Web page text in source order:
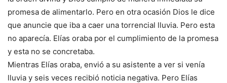
promesa de alimentarlo. Pero en otra ocasión Dios le dice
que anuncie que iba a caer una torrencial lluvia. Pero esta
no aparecía. Elías oraba por el cumplimiento de la promesa
y esta no se concretaba.
Mientras Elías oraba, envió a su asistente a ver si venía
lluvia y seis veces recibió noticia negativa. Pero Elías